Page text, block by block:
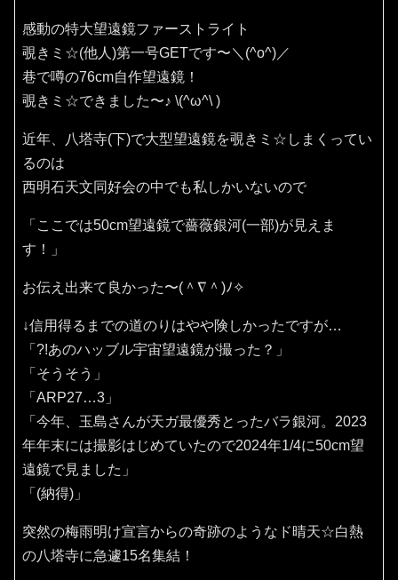
感動の特大望遠鏡ファーストライト
覗きミ☆(他人)第一号GETです〜＼(^o^)／
巷で噂の76cm自作望遠鏡！
覗きミ☆できました〜♪⁠ ⁠\⁠(⁠^⁠ω⁠^⁠\⁠ ⁠)
近年、八塔寺(下)で大型望遠鏡を覗きミ☆しまくってい
るのは
西明石天文同好会の中でも私しかいないので
「ここでは50cm望遠鏡で薔薇銀河(一部)が見えま
す！」
お伝え出来て良かった〜(⁠＾⁠∇⁠＾⁠)⁠ﾉ⁠✧⁠
↓信用得るまでの道のりはやや険しかったですが…
「?!あのハッブル宇宙望遠鏡が撮った？」
「そうそう」
「ARP27…3」
「今年、玉島さんが天ガ最優秀とったバラ銀河。2023
年年末には撮影はじめていたので2024年1/4に50cm望
遠鏡で見ました」
「(納得)」
突然の梅雨明け宣言からの奇跡のようなド晴天☆白熱
の八塔寺に急遽15名集結！